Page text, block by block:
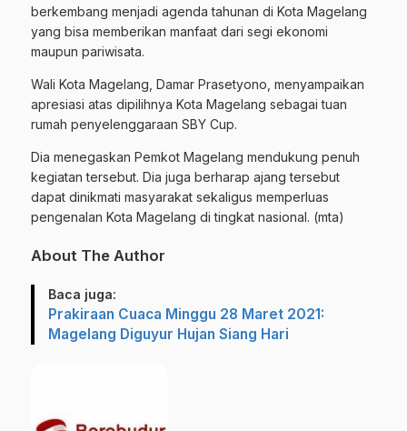
berkembang menjadi agenda tahunan di Kota Magelang
yang bisa memberikan manfaat dari segi ekonomi
maupun pariwisata.
Wali Kota Magelang, Damar Prasetyono, menyampaikan
apresiasi atas dipilihnya Kota Magelang sebagai tuan
rumah penyelenggaraan SBY Cup.
Dia menegaskan Pemkot Magelang mendukung penuh
kegiatantersebut. Dia juga berharap ajang tersebut
dapat dinikmati masyarakat sekaligus memperluas
pengenalan Kota Magelang di tingkat nasional. (mta)
About The Author
Baca juga:
Prakiraan Cuaca Minggu 28 Maret 2021:
Magelang Diguyur Hujan Siang Hari